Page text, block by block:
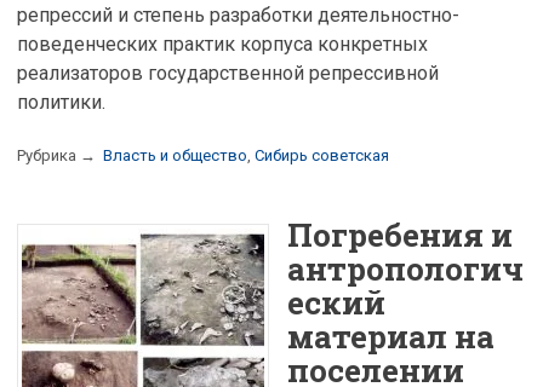
репрессий и степень разработки деятельностно-
поведенческих практик корпуса конкретных
реализаторов государственной репрессивной
политики.
Рубрика → Власть и общество Сибирь советская
Погребения и
антропологич
еский
материал на
поселении